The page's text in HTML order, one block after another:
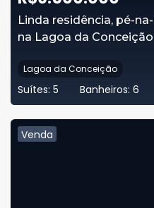
Linda residência, pé-
na Lagoa da Conceição
Lagoa da Conceição
Suítes: 5 Banheiros: 6
Venda